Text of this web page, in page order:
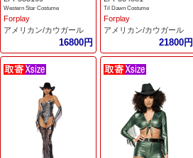
Western Star Costume
Forplay
アメリカン/カウガール
16800円
Til Dawn Costume
Forplay
アメリカン/カウガール
21800円